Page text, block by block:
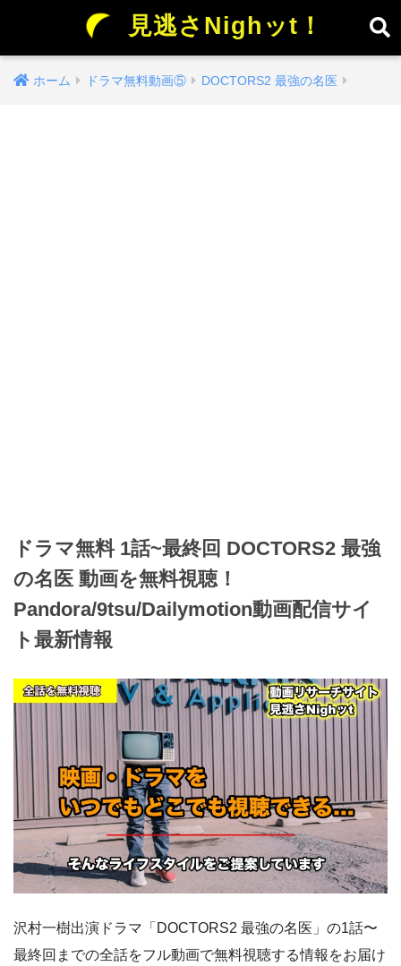
見逃さNighッt！
ホーム ドラマ無料動画⑤ DOCTORS2 最強の名医
ドラマ無料 1話~最終回 DOCTORS2 最強
の名医 動画を無料視聴！
Pandora/9tsu/Dailymotion動画配信サイ
ト最新情報
沢村一樹出演ドラマ「DOCTORS2 最強の名医」の1話〜
最終回までの全話をフル動画で無料視聴する情報をお届け